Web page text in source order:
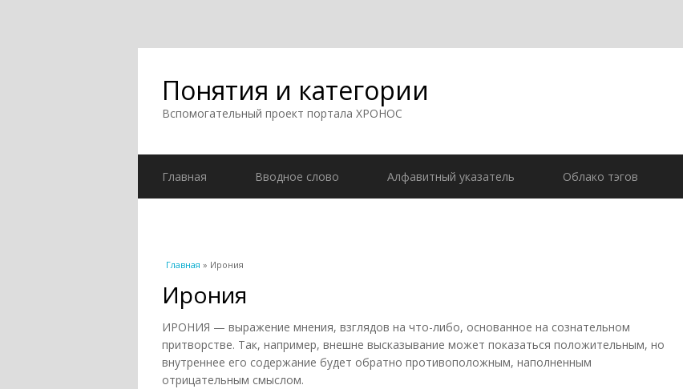
Понятия и категории
Вспомогательный проект портала ХРОНОС
Главная Вводное слово Алфавитный указатель Облако тэгов
Вы здесь
Главная » Ирония
Ирония
ИРОНИЯ — выражение мнения, взглядов на что-либо, основанное на сознательном
притворстве. Так, например, внешне высказывание может показаться положительным, но
внутреннее его содержание будет обратно противоположным, наполненным
отрицательным смыслом.